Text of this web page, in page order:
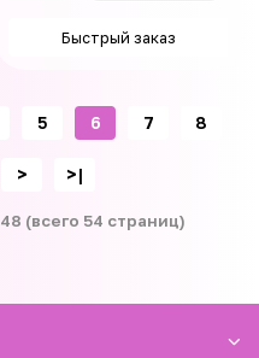
Быстрый заказ
5 6 7 8
> >|
(всего 54 страниц)